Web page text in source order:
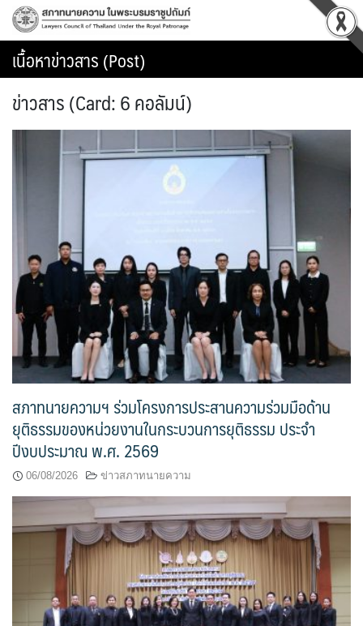
Skip
content
เนื้อหาข่าวสาร (Post)
ข่าวสาร (Card: 6 คอลัมน์)
สภาทนายความฯ ร่วมโครงการประสานความร่วมมือด้าน
ยุติธรรมของหน่วยงานในกระบวนการยุติธรรม ประจำ
ปีงบประมาณ พ.ศ. 2569
06/08/2026 ข่าวสภาทนายความ